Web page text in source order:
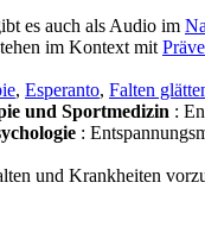
es auch als Audio im
im Kontext mit
, Esperanto, Falten
und Sportmedizin :
:
und Krankheiten